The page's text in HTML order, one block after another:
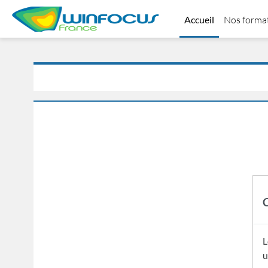
Passer au contenu principal
Accueil
Nos